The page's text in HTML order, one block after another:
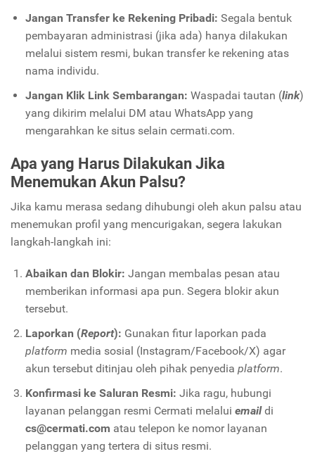
Jangan Transfer ke Rekening Pribadi: Segala bentuk
pembayaran administrasi (jika ada) hanya dilakukan
melalui sistem resmi, bukan transfer ke rekening atas
nama individu.
Jangan Klik Link Sembarangan: Waspadai tautan (link)
yang dikirim melalui DM atau WhatsApp yang
mengarahkan ke situs selain cermati.com.
Apa yang Harus Dilakukan Jika
Menemukan Akun Palsu?
Jika kamu merasa sedang dihubungi oleh akun palsu atau
menemukan profil yang mencurigakan, segera lakukan
langkah-langkah ini:
Abaikan dan Blokir: Jangan membalas pesan atau
memberikan informasi apa pun. Segera blokir akun
tersebut.
Laporkan (Report): Gunakan fitur laporkan pada
platform media sosial (Instagram/Facebook/X) agar
akun tersebut ditinjau oleh pihak penyedia platform.
Konfirmasi ke Saluran Resmi: Jika ragu, hubungi
layanan pelanggan resmi Cermati melalui emaildi
cs@cermati.com atau telepon ke nomor layanan
pelanggan yang tertera di situs resmi.